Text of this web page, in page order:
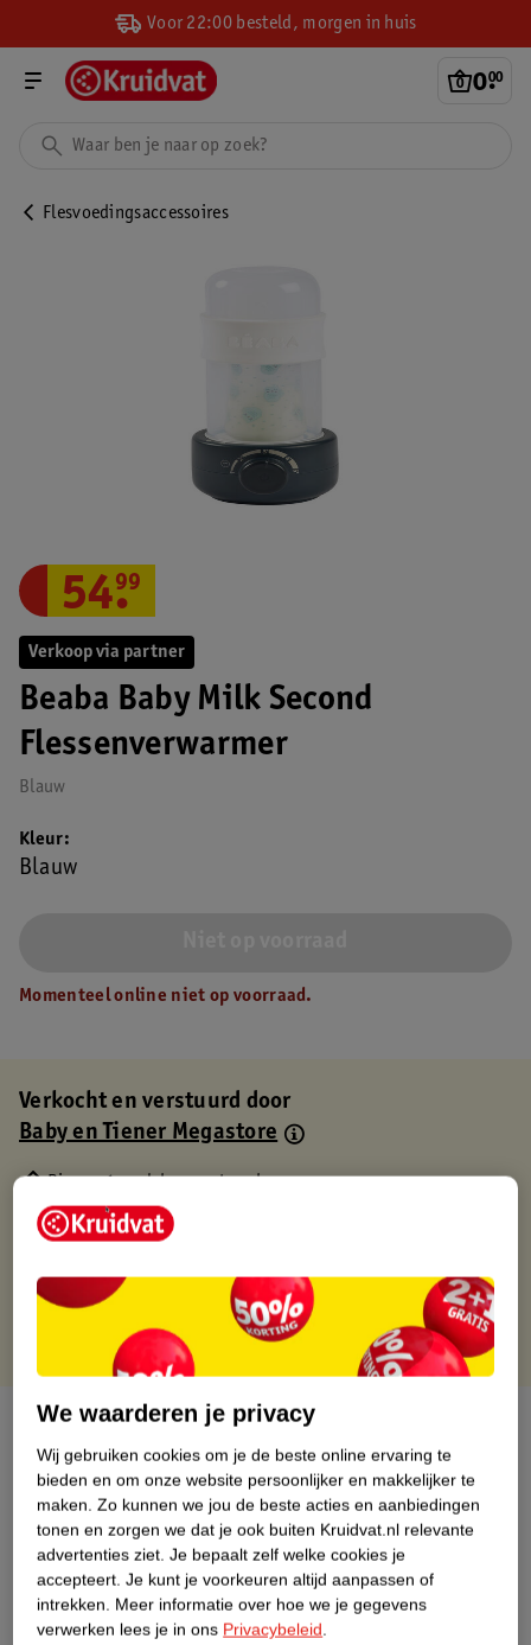
Voor 22:00 besteld, morgen in huis
0.
00
Flesvoedingsaccessoires
Verkoop via partner
Beaba Baby Milk Second
Flessenverwarmer
Blauw
54.
99
Kleur
Blauw
Momenteel online niet op voorraad.
Verkocht en verstuurd door
Baby en Tiener Megastore
Binnen 1 werkdag verstuurd
Gratis thuisbezorgd
Gratis retourneren via verkooppartner.
Over dit product
Productinformatie
Nature Impact Score
Dit product heeft (nog) geen Nature
Impact Score.
Meer informatie
We waarderen je privacy
Wij gebruiken cookies om je de beste online ervaring te
bieden en om onze website persoonlijker en makkelijker te
maken. Zo kunnen we jou de beste acties en aanbiedingen
tonen en zorgen we dat je ook buiten Kruidvat.nl relevante
advertenties ziet. Je bepaalt zelf welke cookies je
accepteert. Je kunt je voorkeuren altijd aanpassen of
intrekken. Meer informatie over hoe we je gegevens
verwerken lees je in ons Privacybeleid.